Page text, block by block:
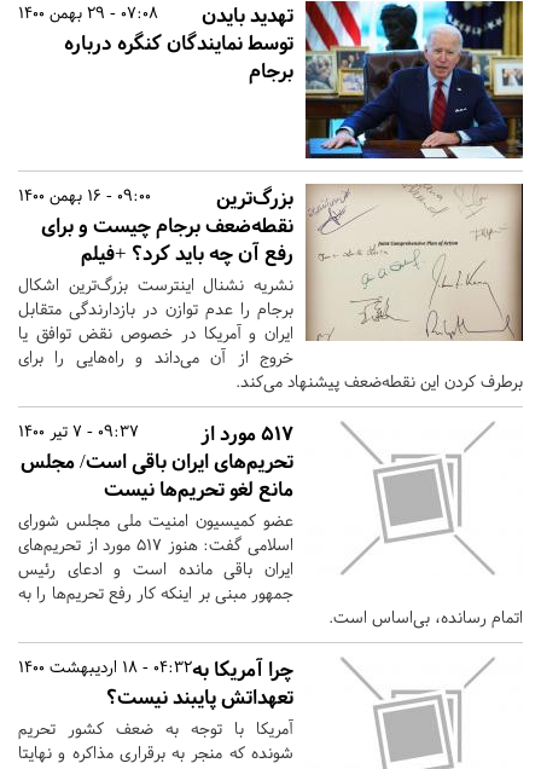
07:08 - 29 بهمن 1400
تهدید بایدن
توسط نمایندگان کنگره درباره
برجام
09:00 - 16 بهمن 1400
بزرگ‌ترین
نقطه‌ضعف برجام چیست و برای
رفع آن چه باید کرد؟ +فیلم
نشریه نشنال اینترست بزرگ‌ترین اشکال
برجام را عدم توازن در بازدارندگی متقابل
ایران و آمریکا در خصوص نقض توافق یا
خروج از آن می‌داند و راه‌هایی را برای
برطرف کردن این نقطه‌ضعف پیشنهاد می‌کند.
09:37 - 7 تیر 1400
۵۱۷ مورد از
تحریم‌های ایران باقی است/ مجلس
مانع لغو تحریم‌ها نیست
عضو کمیسیون امنیت ملی مجلس شورای
اسلامی گفت: هنوز ۵۱۷ مورد از تحریم‌های
ایران باقی مانده است و ادعای رئیس
جمهور مبنی بر اینکه کار رفع تحریم‌ها را به
اتمام رسانده، بی‌اساس است.
04:32 - 18 اردیبهشت 1400چرا آمریکا به
تعهداتش پایبند نیست؟
آمریکا با توجه به ضعف کشور تحریم
شونده که منجر به برقراری مذاکره و نهایتا